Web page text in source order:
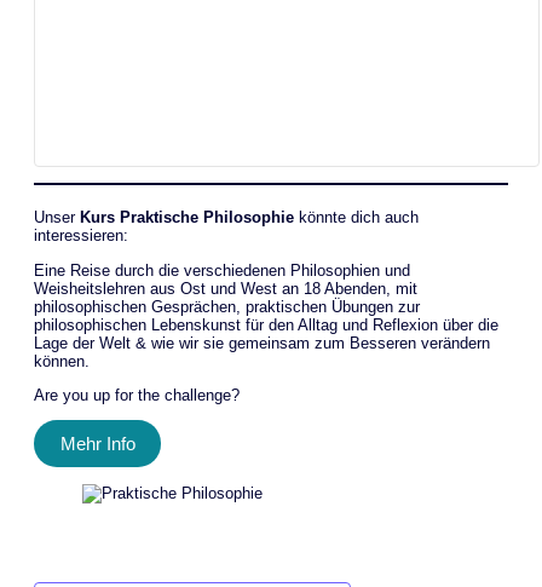
Unser Kurs Praktische Philosophie könnte dich auch
interessieren:
Eine Reise durch die verschiedenen Philosophien und
Weisheitslehren aus Ost und West an 18 Abenden, mit
philosophischen Gesprächen, praktischen Übungen zur
philosophischen Lebenskunst für den Alltag und Reflexion über die
Lage der Welt & wie wir sie gemeinsam zum Besseren verändern
können.
Are you up for the challenge?
Mehr Info